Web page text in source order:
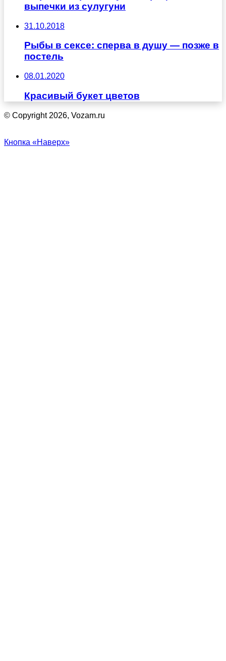
выпечки из сулугуни
31.10.2018
Рыбы в сексе: сперва в душу — позже в
постель
08.01.2020
Красивый букет цветов
© Copyright 2026, Vozam.ru
Кнопка «Наверх»